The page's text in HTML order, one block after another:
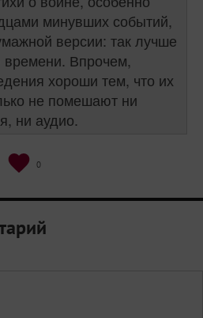
минувших событий,
версии: так лучше
времени. Впрочем,
хороши тем, что их
не помешают ни
ни аудио.
0